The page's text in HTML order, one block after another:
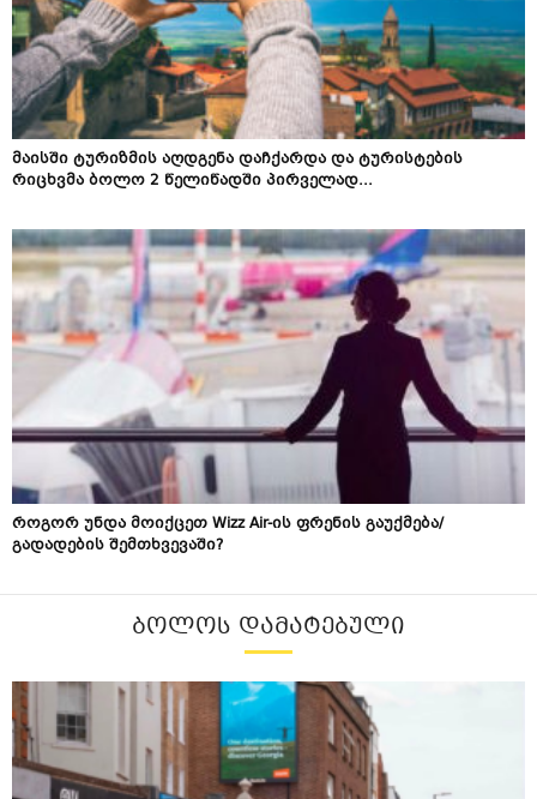
მაისში ტურიზმის აღდგენა დაჩქარდა და ტურისტების
რიცხვმა ბოლო 2 წელიწადში პირველად...
როგორ უნდა მოიქცეთ Wizz Air-ის ფრენის გაუქმება/
გადადების შემთხვევაში?
ᲑᲝᲚᲝᲡ ᲓᲐᲛᲐᲢᲔᲑᲣᲚᲘ